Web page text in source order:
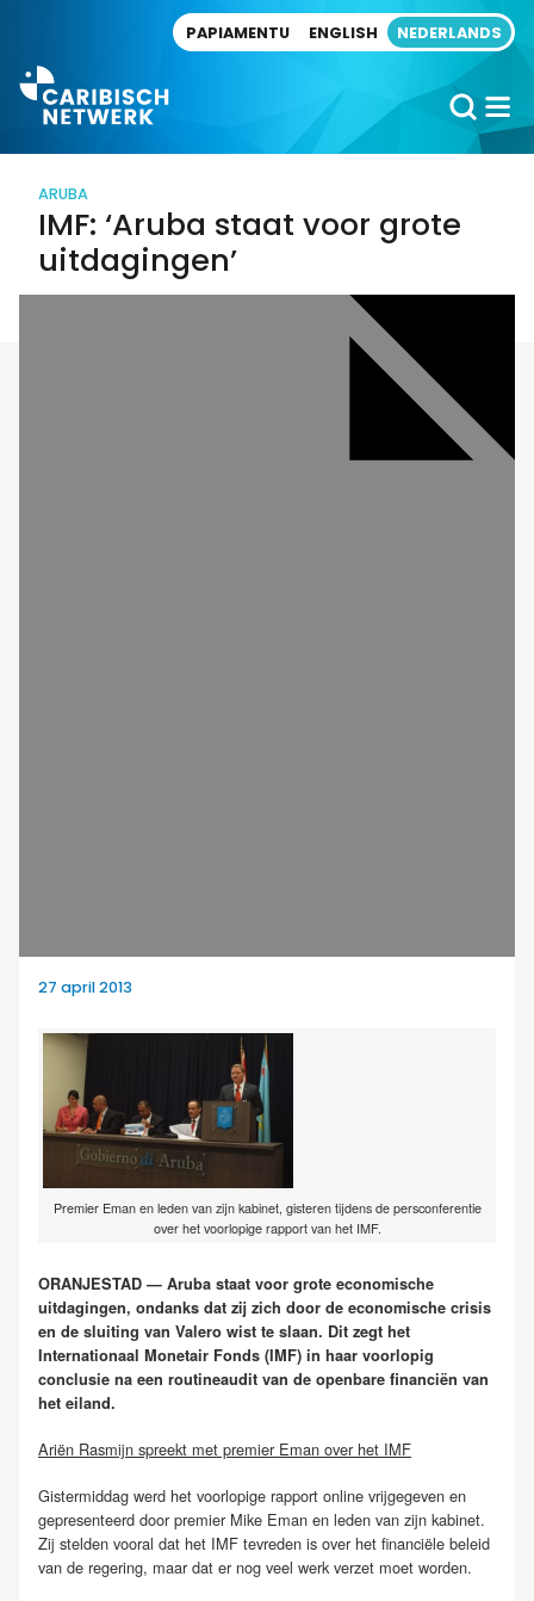
PAPIAMENTU ENGLISH NEDERLANDS
ARUBA
IMF: ‘Aruba staat voor grote
uitdagingen’
27 april 2013
Premier Eman en leden van zijn kabinet, gisteren tijdens de persconferentie
over het voorlopige rapport van het IMF.
ORANJESTAD — Aruba staat voor grote economische
uitdagingen, ondanks dat zij zich door de economische crisis
en de sluiting van Valero wist te slaan. Dit zegt het
Internationaal Monetair Fonds (IMF) in haar voorlopig
conclusie na een routineaudit van de openbare financiën van
het eiland.
Ariën Rasmijn spreekt met premier Eman over het IMF
Gistermiddag werd het voorlopige rapport online vrijgegeven en
gepresenteerd door premier Mike Eman en leden van zijn kabinet.
Zij stelden vooral dat het IMF tevreden is over het financiële beleid
van de regering, maar dat er nog veel werk verzet moet worden.